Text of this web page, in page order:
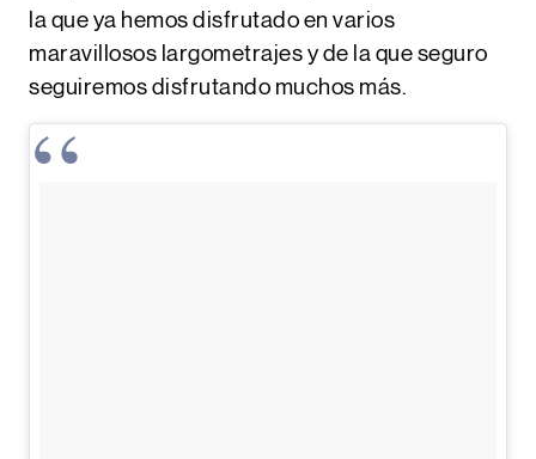
la que ya hemos disfrutado en varios
maravillosos largometrajes y de la que seguro
seguiremos disfrutando muchos más.